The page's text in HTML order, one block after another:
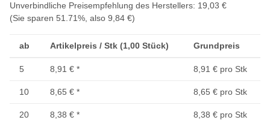
Unverbindliche Preisempfehlung des Herstellers: 19,03 €
(Sie sparen 51.71% , also 9,84 €)
ab Artikelpreis / Stk (1,00 Stück) Grundpreis
5 8,91 € * 8,91 € pro Stk
10 8,65 € * 8,65 € pro Stk
20 8,38 € * 8,38 € pro Stk